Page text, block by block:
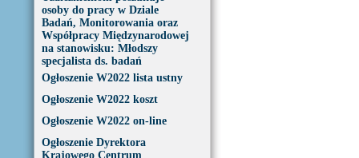
osoby do pracy w Dziale
Badań, Monitorowania oraz
Współpracy Międzynarodowej
na stanowisku: Młodszy
specjalista ds. badań
Ogłoszenie W2022 lista ustny
Ogłoszenie W2022 koszt
Ogłoszenie W2022 on-line
Ogłoszenie Dyrektora
Krajowego Centrum